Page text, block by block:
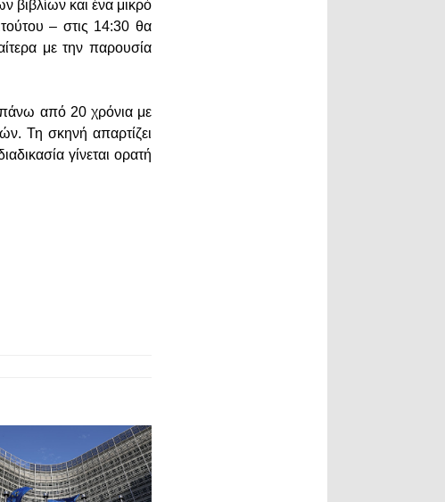
βιβλίων και ένα μικρό
– στις 14:30 θα
με την παρουσία
πάνω από 20 χρόνια με
Τη σκηνή απαρτίζει
γίνεται ορατή